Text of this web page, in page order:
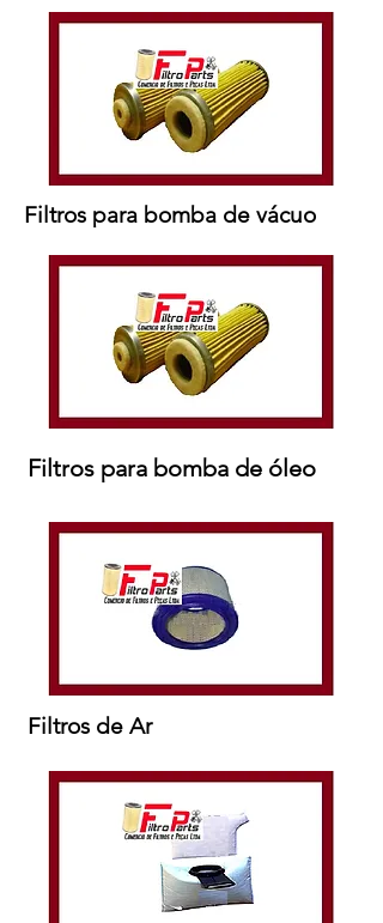
Filtros para bomba de vácuo
Filtros para bomba de óleo
Filtros de Ar